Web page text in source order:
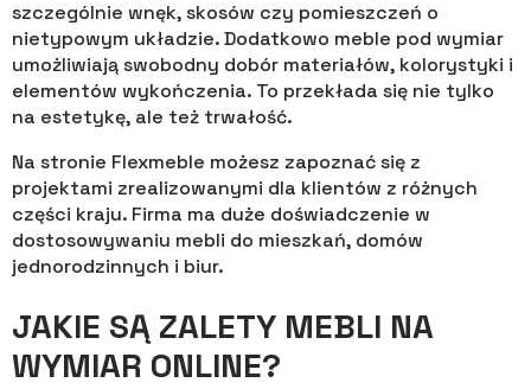
szczególnie wnęk, skosów czy pomieszczeń o
nietypowym układzie. Dodatkowo meble pod wymiar
umożliwiają swobodny dobór materiałów, kolorystyki i
elementów wykończenia. To przekłada się nie tylko
na estetykę, ale też trwałość.
Na stronie Flexmeble możesz zapoznać się z
projektami zrealizowanymi dla klientów z różnych
części kraju. Firma ma duże doświadczenie w
dostosowywaniu mebli do mieszkań, domów
jednorodzinnych i biur.
JAKIE SĄ ZALETY MEBLI NA
WYMIAR ONLINE?